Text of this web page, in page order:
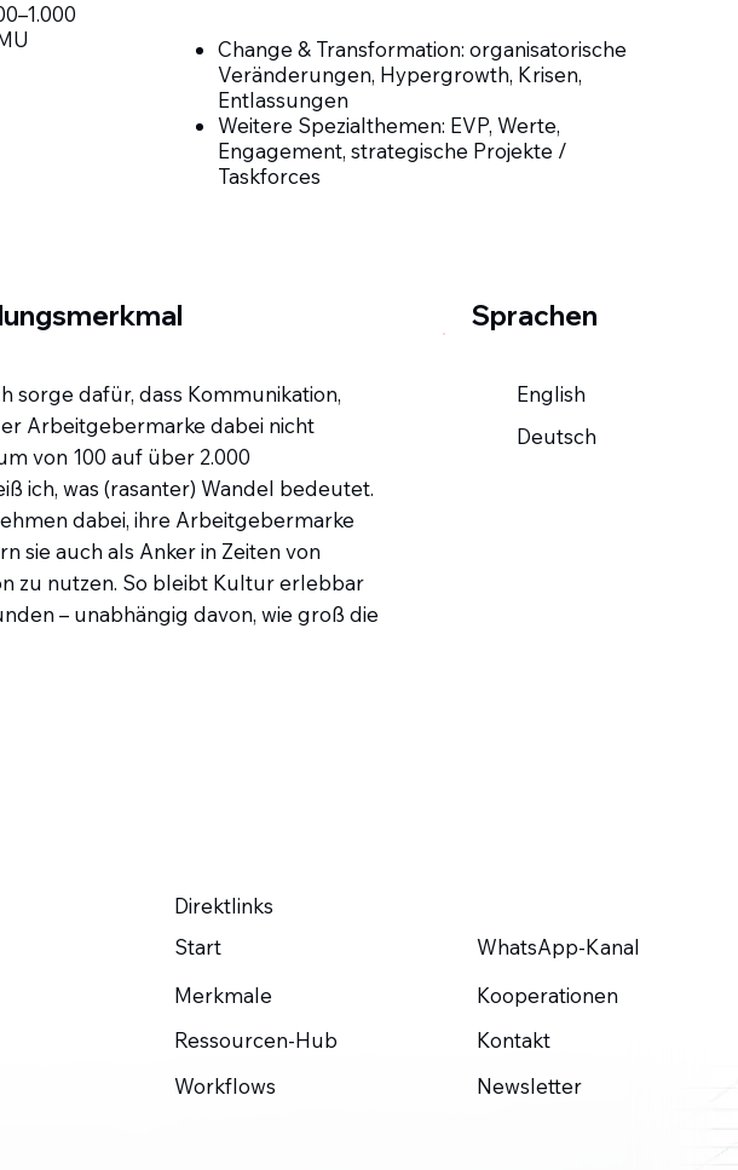
Change & Transformation: organisatorische
Veränderungen, Hypergrowth, Krisen,
Entlassungen
Weitere Spezialthemen: EVP, Werte,
Engagement, strategische Projekte /
Taskforces
sorge dafür, dass Kommunikation,
Arbeitgebermarke dabei nicht
von 100 auf über 2.000
ich, was (rasanter) Wandel bedeutet.
dabei, ihre Arbeitgebermarke
sie auch als Anker in Zeiten von
zu nutzen. So bleibt Kultur erlebbar
– unabhängig davon, wie groß die
Sprachen
English
Deutsch
Start
Merkmale
Ressourcen-Hub
Workflows
WhatsApp-Kanal
Kooperationen
Kontakt
Newsletter
Direktlinks